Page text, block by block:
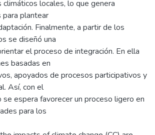
locales, lo que genera
plantear
Finalmente, a partir de los
se diseñó una
el proceso de integración. En ella
basadas en
apoyados de procesos participativos y
Así, con el
espera favorecer un proceso ligero en
para los